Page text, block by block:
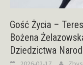
Gość Życia –
Bożena
Dziedzictwa